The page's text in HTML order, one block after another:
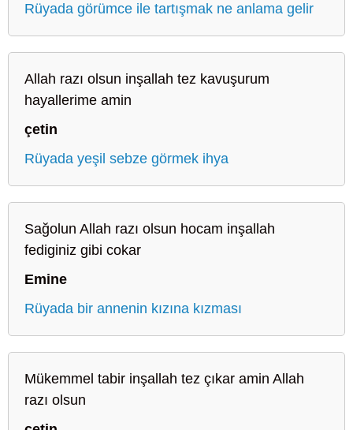
Rüyada görümce ile tartışmak ne anlama gelir
Allah razı olsun inşallah tez kavuşurum
hayallerime amin
çetin
Rüyada yeşil sebze görmek ihya
Sağolun Allah razı olsun hocam inşallah
fediginiz gibi cokar
Emine
Rüyada bir annenin kızına kızması
Mükemmel tabir inşallah tez çıkar amin Allah
razı olsun